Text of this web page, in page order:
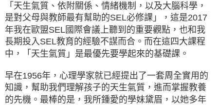
「天生氣質、依附關係、情緒機制，以及大腦科學，
是對父母與教師最有幫助的SEL必修課」，這是2017
年我在歐盟SEL國際會議上聽到的重要觀點，也和我
長期投入SEL教育的經驗不謀而合。而在這四大課程
中，「天生氣質」是最優先要學起來的基礎課。
早在1956年，心理學家就已經提出了一套周全實用的
知識，幫助我們理解孩子的天生氣質，進而掌握教養
的先機。最棒的是，我所鍾愛的學妹黛眉，以她多年